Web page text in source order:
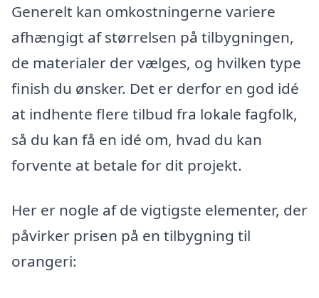
Generelt kan omkostningerne variere
afhængigt af størrelsen på tilbygningen,
de materialer der vælges, og hvilken type
finish du ønsker. Det er derfor en god idé
at indhente flere tilbud fra lokale fagfolk,
så du kan få en idé om, hvad du kan
forvente at betale for dit projekt.
Her er nogle af de vigtigste elementer, der
påvirker prisen på en tilbygning til
orangeri: